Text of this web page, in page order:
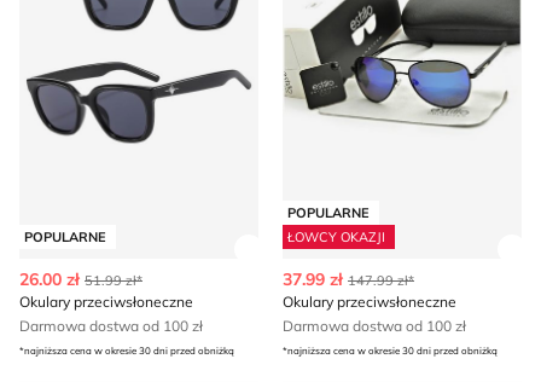
POPULARNE
26.00 zł 51.99 zł*
Okulary przeciwsłoneczne
Darmowa dostwa od 100 zł
*najniższa cena w okresie 30 dni przed obniżką
POPULARNE
ŁOWCY OKAZJI
37.99 zł 147.99 zł*
Okulary przeciwsłoneczne
Darmowa dostwa od 100 zł
*najniższa cena w okresie 30 dni przed obniżką